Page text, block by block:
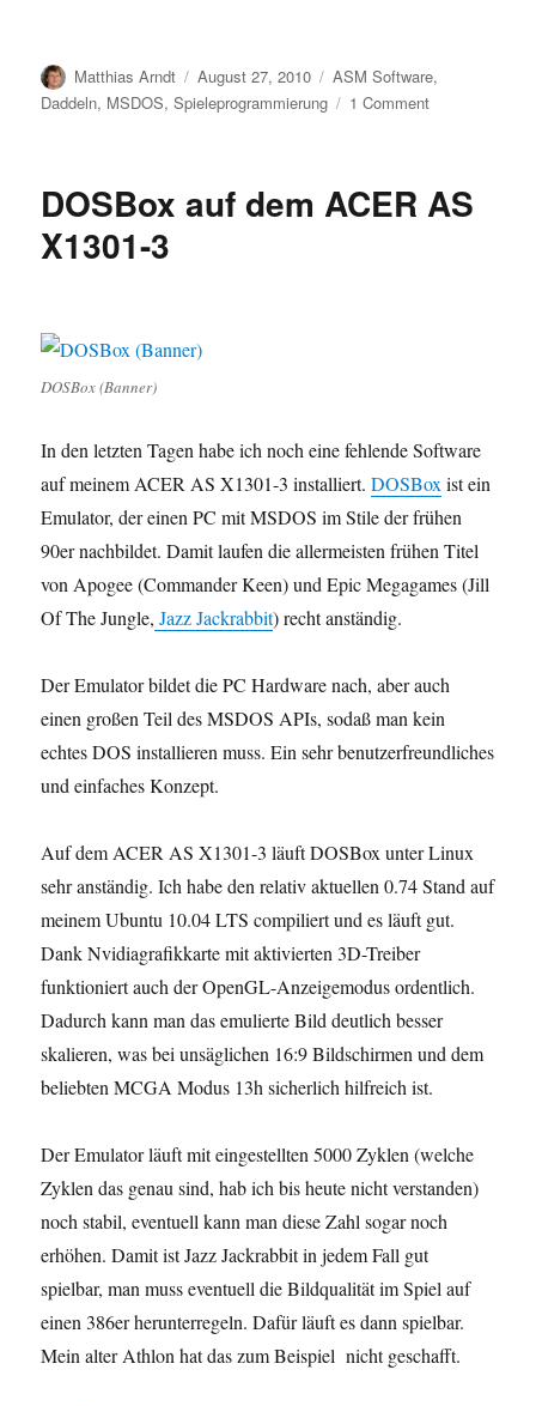
Author
Matthias Arndt
Posted
on
August 27, 2010 Categories
ASM Software,
Daddeln, MSDOS,Spieleprogrammierung 1 Commenton
DOSBox auf dem ACER AS
X1301-3
DOSBox (Banner)
In den letzten Tagen habe ich noch eine fehlende Software
auf meinem ACER AS X1301-3 installiert.DOSBox ist ein
Emulator, der einen PC mit MSDOS im Stile der frühen
90er nachbildet. Damit laufen die allermeisten frühen Titel
von Apogee (Commander Keen) und Epic Megagames (Jill
Of The Jungle, Jazz Jackrabbit) recht anständig.
Der Emulator bildet die PC Hardware nach, aber auch
einen großen Teil des MSDOS APIs, sodaß man kein
echtes DOS installieren muss. Ein sehr benutzerfreundliches
und einfaches Konzept.
Auf dem ACER AS X1301-3 läuft DOSBox unter Linux
sehr anständig. Ich habe den relativ aktuellen 0.74 Stand auf
meinem Ubuntu 10.04 LTS compiliert und es läuft gut.
Dank Nvidiagrafikkarte mit aktivierten 3D-Treiber
funktioniert auch der OpenGL-Anzeigemodus ordentlich.
Dadurch kann man das emulierte Bild deutlich besser
skalieren, was bei unsäglichen 16:9 Bildschirmen und dem
beliebten MCGA Modus 13h sicherlich hilfreich ist.
Der Emulator läuft mit eingestellten 5000 Zyklen (welche
Zyklen das genau sind, hab ich bis heute nicht verstanden)
noch stabil, eventuell kann man diese Zahl sogar noch
erhöhen. Damit ist Jazz Jackrabbit in jedem Fall gut
spielbar, man muss eventuell die Bildqualität im Spiel auf
einen 386er herunterregeln. Dafür läuft es dann spielbar.
Mein alter Athlon hat das zum Beispiel nicht geschafft.